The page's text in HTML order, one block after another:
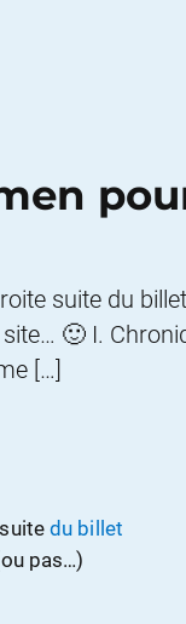
suite du
🙂 I.
[…]
suitedu billet
pas…)